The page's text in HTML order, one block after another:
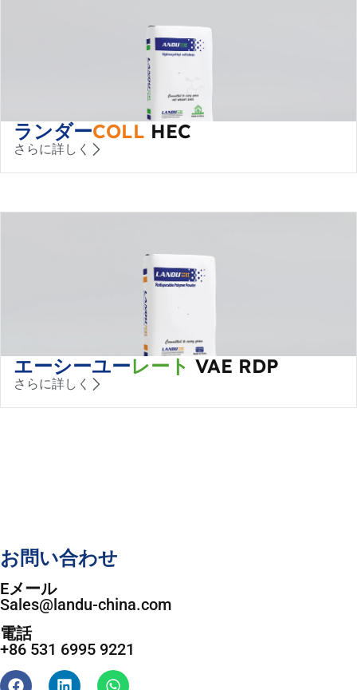
ランダーCOLL HEC
さらに詳しく
エーシーユーレート VAE RDP
さらに詳しく
お問い合わせ
Eメール
Sales@landu-china.com
電話
+86 531 6995 9221